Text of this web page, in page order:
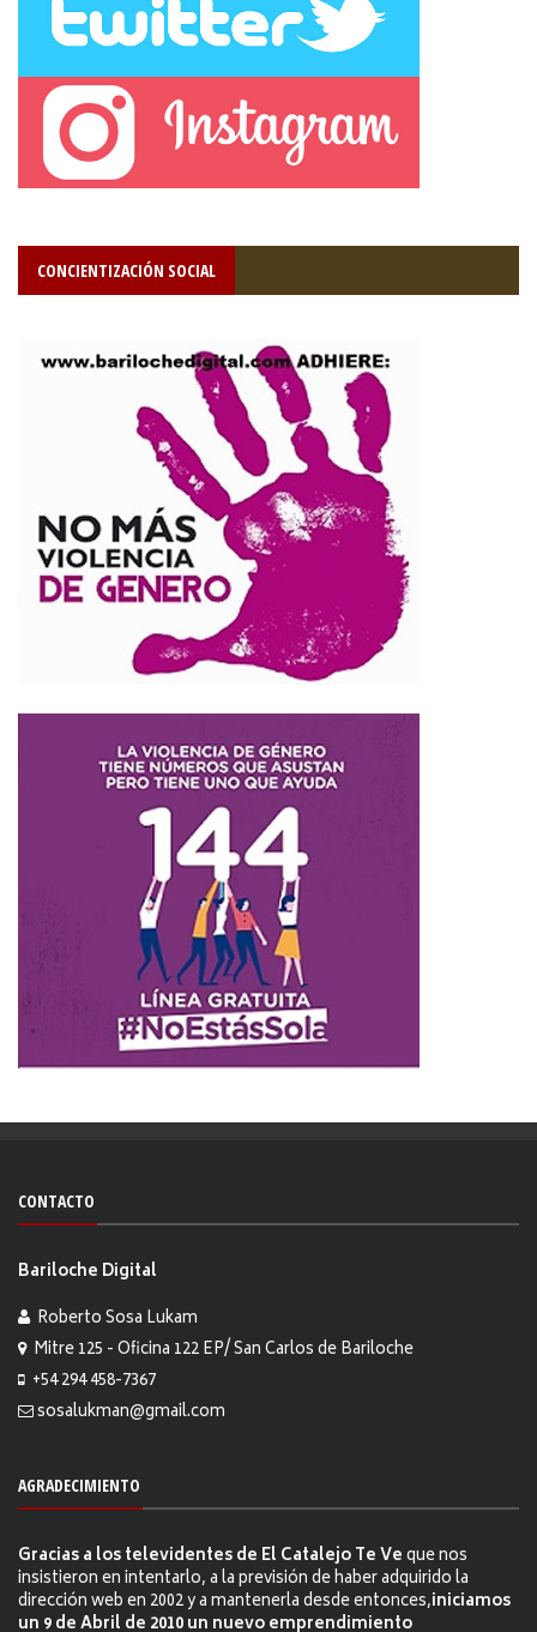
CONCIENTIZACIÓN SOCIAL
CONTACTO
Bariloche Digital
Roberto Sosa Lukam
Mitre 125 - Oficina 122 EP/ San Carlos de Bariloche
+54 294 458-7367
sosalukman@gmail.com
AGRADECIMIENTO
Gracias a los televidentes de El Catalejo Te Veque nos
insistieron en intentarlo, a la previsión de haber adquirido la
dirección web en 2002 y a mantenerla desde entonces,iniciamos
un 9 de Abril de 2010 un nuevo emprendimiento